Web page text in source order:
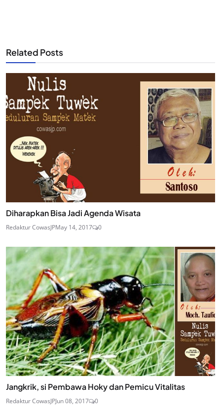
Related Posts
Diharapkan Bisa Jadi Agenda Wisata
Redaktur CowasJPMay 14, 2017 0
Jangkrik, si Pembawa Hoky dan Pemicu Vitalitas
Redaktur CowasJPJun 08, 2017 0